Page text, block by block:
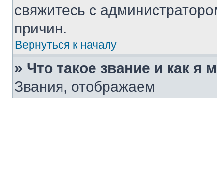
свяжитесь с
причин.
Вернуться к началу
» Что такое звание и как я
Звания, отображаем